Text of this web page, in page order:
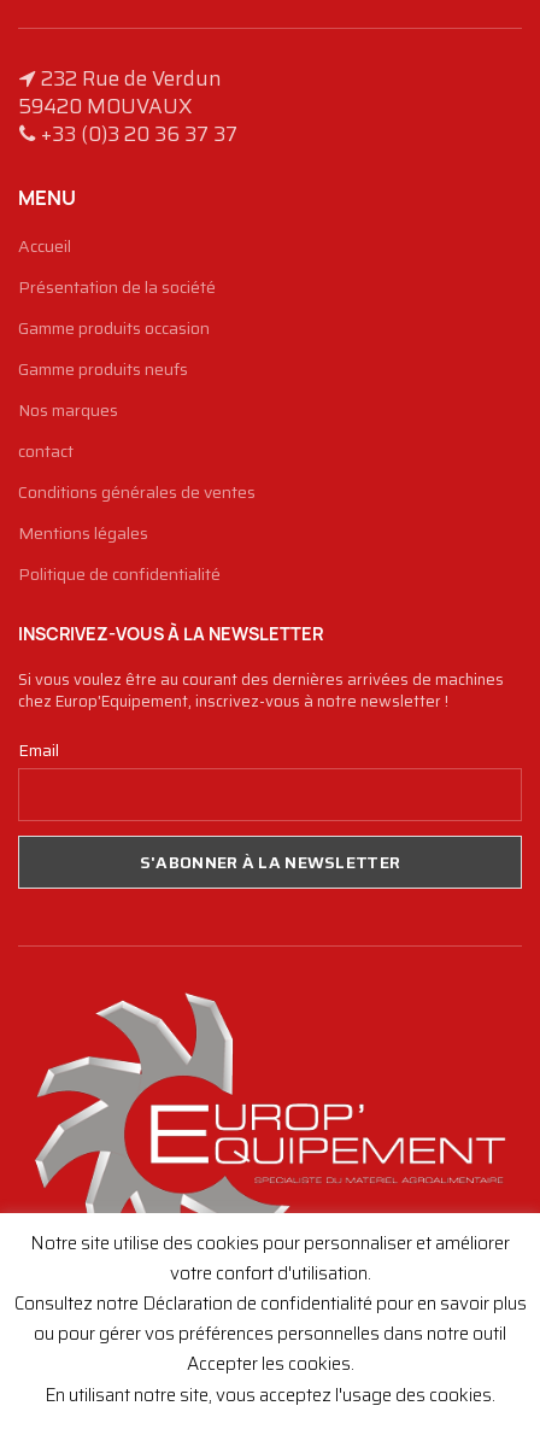
232 Rue de Verdun
59420 MOUVAUX
+33 (0)3 20 36 37 37
MENU
Accueil
Présentation de la société
Gamme produits occasion
Gamme produits neufs
Nos marques
contact
Conditions générales de ventes
Mentions légales
Politique de confidentialité
INSCRIVEZ-VOUS À LA NEWSLETTER
Si vous voulez être au courant des dernières arrivées de machines
chez Europ'Equipement, inscrivez-vous à notre newsletter !
Email
Creation de site internet,toutenimage.fr
Notre site utilise des cookies pour personnaliser et améliorer
votre confort d'utilisation.
Consultez notre Déclaration de confidentialité pour en savoir plus
ou pour gérer vos préférences personnelles dans notre outil
Accepter les cookies.
En utilisant notre site, vous acceptez l'usage des cookies.